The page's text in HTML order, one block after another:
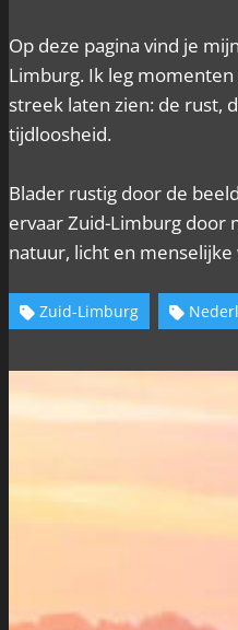
Op deze pagina vind je
Limburg. Ik leg momenten
streek laten zien: de rust,
tijdloosheid.
Blader rustig door de
ervaar Zuid-Limburg door
natuur, licht en
Zuid-Limburg